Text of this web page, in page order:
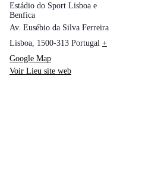
Estádio do Sport Lisboa e
Benfica
Av. Eusébio da Silva Ferreira
Lisboa 1500-313 Portugal +
Google Map
Voir Lieu site web